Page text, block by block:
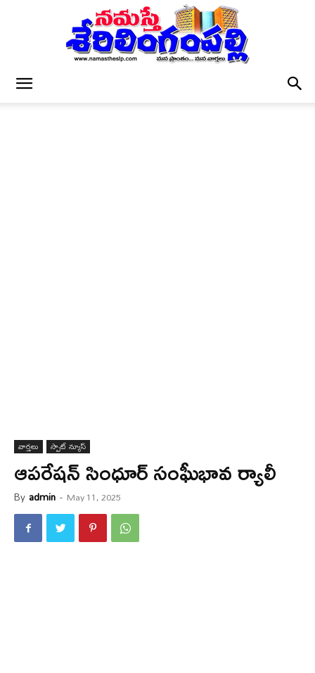
వార్త‌లు స్పాట్ న్యూస్
ఆపరేషన్ సింధూర్ సంఘీభావ ర్యాలీ
By admin - May 11, 2025